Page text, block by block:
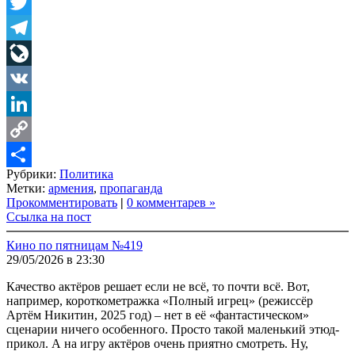
Twitter
Telegram
LiveJournal
VK
LinkedIn
Copy
Link
Share
Рубрики: Политика
Метки: армения, пропаганда
Прокомментировать | 0 комментарев »
Ссылка на пост
Кино по пятницам №419
29/05/2026 в 23:30
Качество актёров решает если не всё, то почти всё. Вот,
например, короткометражка «Полный игрец» (режиссёр
Артём Никитин, 2025 год) – нет в её «фантастическом»
сценарии ничего особенного. Просто такой маленький этюд-
прикол. А на игру актёров очень приятно смотреть. Ну,